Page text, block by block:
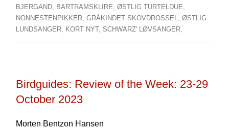
BJERGAND, BARTRAMSKLIRE, ØSTLIG TURTELDUE,
NONNESTENPIKKER, GRÅKINDET SKOVDROSSEL, ØSTLIG
LUNDSANGER, KORT NYT, SCHWARZ' LØVSANGER,
Birdguides: Review of the Week: 23-29
October 2023
Morten Bentzon Hansen